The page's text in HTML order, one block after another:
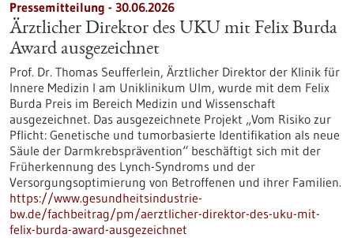
Pressemitteilung - 30.06.2026
Ärztlicher Direktor des UKU mit Felix Burda
Award ausgezeichnet
Prof. Dr. Thomas Seufferlein, Ärztlicher Direktor der Klinik für
Innere Medizin I am Uniklinikum Ulm, wurde mit dem Felix
Burda Preis im Bereich Medizin und Wissenschaft
ausgezeichnet. Das ausgezeichnete Projekt „Vom Risiko zur
Pflicht: Genetische und tumorbasierte Identifikation als neue
Säule der Darmkrebsprävention“ beschäftigt sich mit der
Früherkennung des Lynch-​Syndroms und der
Versorgungsoptimierung von Betroffenen und ihrer Familien.
https://www.gesundheitsindustrie-
bw.de/fachbeitrag/pm/aerztlicher-direktor-des-uku-mit-
felix-burda-award-ausgezeichnet